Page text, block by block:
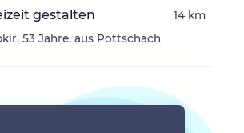
gestalten
53 Jahre, aus Pottschach
14 km